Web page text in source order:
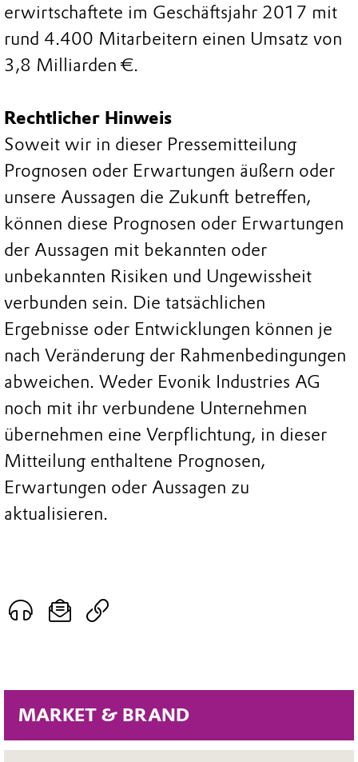
MARKET & BRAND
erwirtschaftete im Geschäftsjahr 2017 mit
rund 4.400 Mitarbeitern einen Umsatz von
3,8 Milliarden €.
Rechtlicher Hinweis
Soweit wir in dieser Pressemitteilung
Prognosen oder Erwartungen äußern oder
unsere Aussagen die Zukunft betreffen,
können diese Prognosen oder Erwartungen
der Aussagen mit bekannten oder
unbekannten Risiken und Ungewissheit
verbunden sein. Die tatsächlichen
Ergebnisse oder Entwicklungen können je
nach Veränderung der Rahmenbedingungen
abweichen. Weder Evonik Industries AG
noch mit ihr verbundene Unternehmen
übernehmen eine Verpflichtung, in dieser
Mitteilung enthaltene Prognosen,
Erwartungen oder Aussagen zu
aktualisieren.